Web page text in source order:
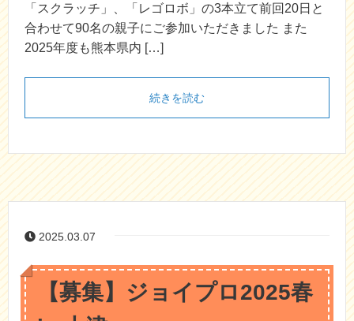
「スクラッチ」、「レゴロボ」の3本立て前回20日と
合わせて90名の親子にご参加いただきました また
2025年度も熊本県内 […]
続きを読む
2025.03.07
【募集】ジョイプロ2025春